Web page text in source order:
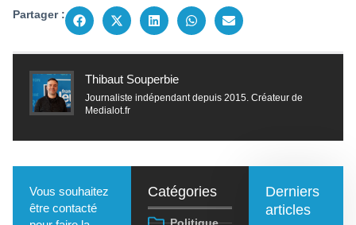
Partager :
Thibaut Souperbie
Journaliste indépendant depuis 2015. Créateur de
Medialot.fr
Vous souhaitez
être contacté
Catégories
Derniers
articles